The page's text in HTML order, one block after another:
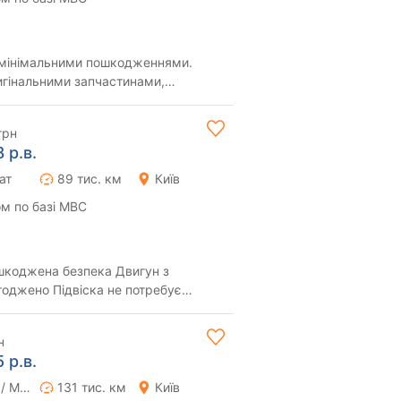
пошкодженнями.
запчастинами,
р.в.
89 тис. км
Київ
по базі МВС
безпека Двигун з
Підвіска не потребує
р.в.
Ручна / Механіка 131 тис. км Київ